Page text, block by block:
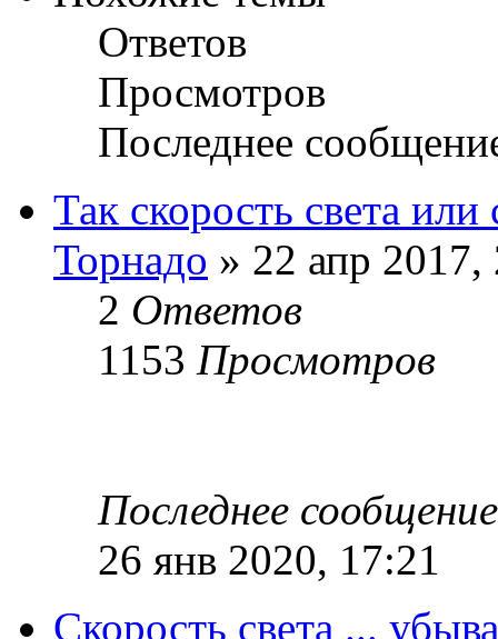
Ответов
Просмотров
Последнее
Так скорость света
Торнадо » 22 апр 2017,
2 Ответов
1153 Просмотров
Последнее
26 янв 2020, 17:21
Скорость света ...